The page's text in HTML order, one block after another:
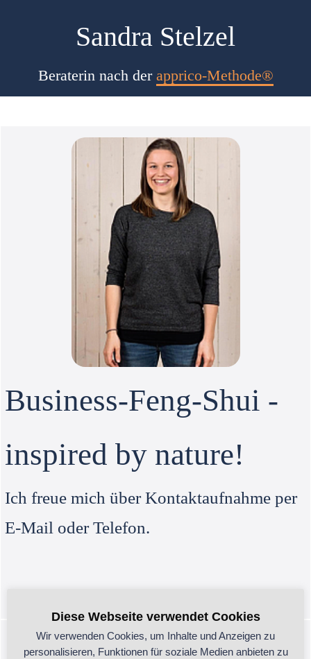
Sandra Stelzel
Beraterin nach der apprico-Methode®
Business-Feng-Shui -
inspired by nature!
Ich freue mich über Kontaktaufnahme per
E-Mail oder Telefon.
Kontakt:
Diese Webseite verwendet Cookies
Wir verwenden Cookies, um Inhalte und Anzeigen zu
personalisieren, Funktionen für soziale Medien anbieten zu